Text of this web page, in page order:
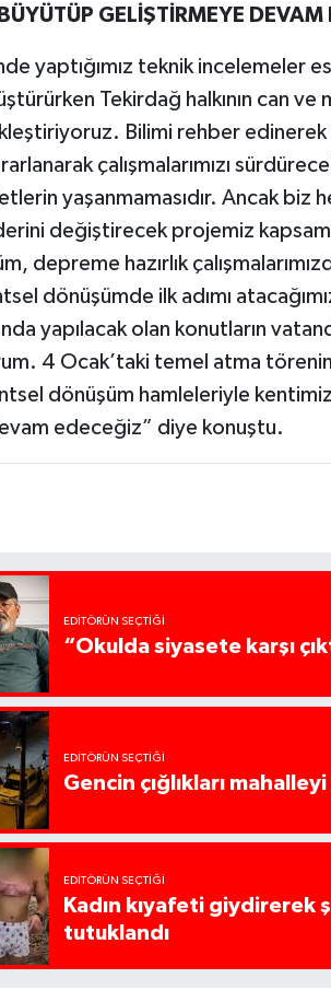
GELİŞTİRMEYE
yaptığımız teknik incelemeler
Tekirdağ halkının can ve
Bilimi rehber edinerek
çalışmalarımızı
yaşanmamasıdır. Ancak biz
değiştirecek projemiz
depreme hazırlık
dönüşümde ilk adımı
yapılacak olan konutların
4 Ocak’taki temel atma
dönüşüm hamleleriyle
edeceğiz” diye konuştu.
EDITÖRÜN SEÇTIĞI
“Okulda siyasete karşı
EDITÖRÜN SEÇTIĞI
Gencin çığlıkları
EDITÖRÜN SEÇTIĞI
Kadın kıyafeti giydirerek
tutuklandı